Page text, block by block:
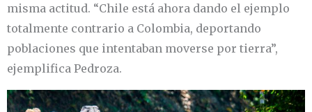
misma actitud. “Chile está ahora dando el ejemplo
totalmente contrario a Colombia, deportando
poblaciones que intentaban moverse por tierra”,
ejemplifica Pedroza.